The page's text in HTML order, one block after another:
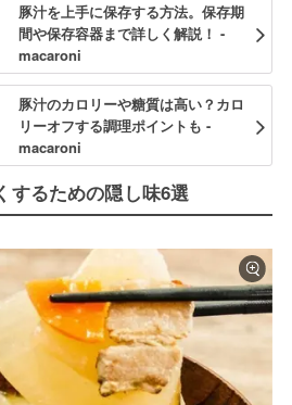
豚汁を上手に保存する方法。保存期
間や保存容器まで詳しく解説！ -
macaroni
豚汁のカロリーや糖質は高い？カロ
リーオフする調理ポイントも -
macaroni
するための隠し味6選